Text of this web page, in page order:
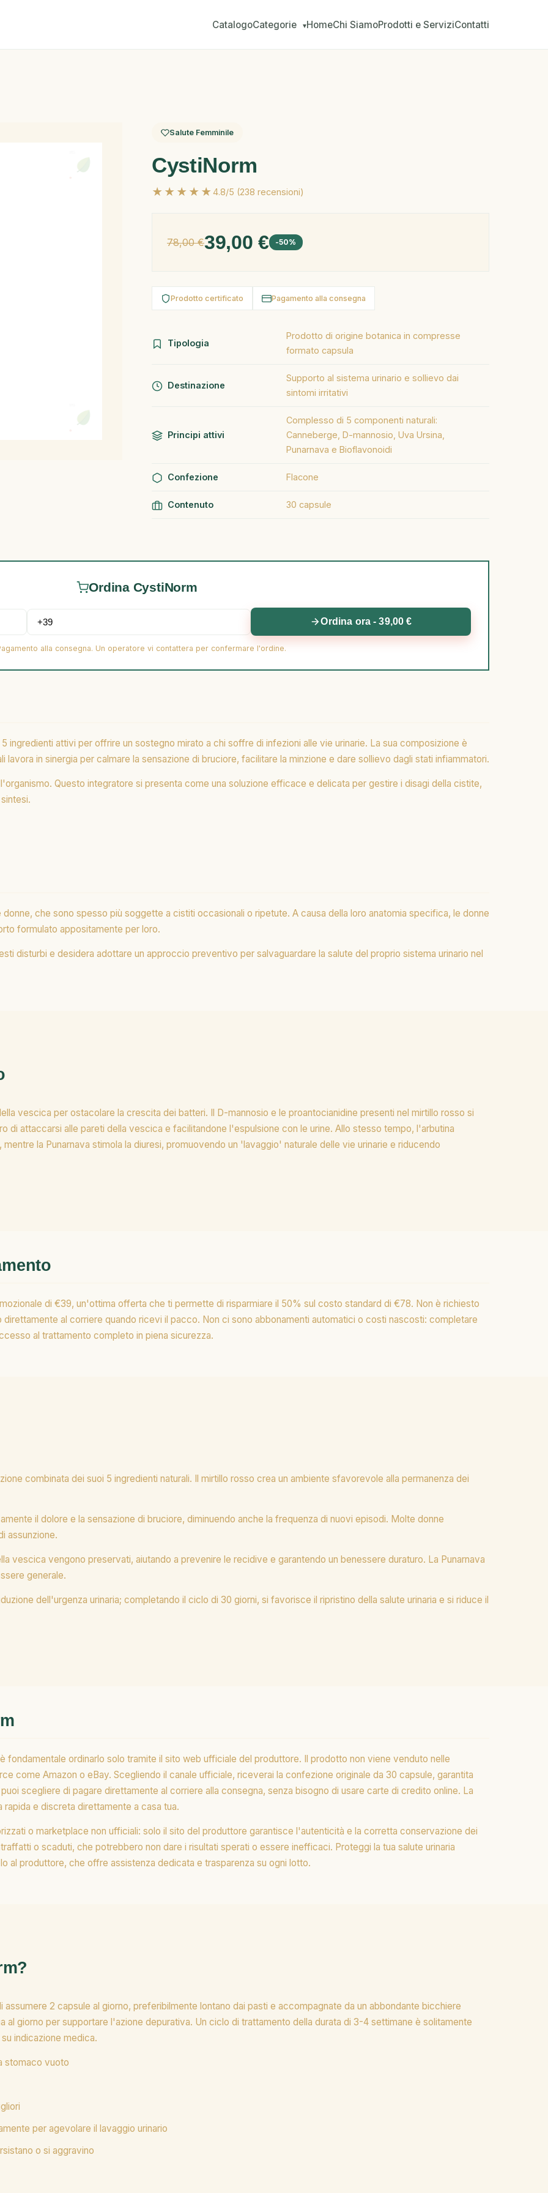
CatalogoCategorie ▾HomeChi SiamoProdotti e ServiziContatti
Salute Femminile
CystiNorm
★★★★★4.8/5 (238 recensioni)
78,00 €39,00 € -50%
Prodotto certificato Pagamento alla consegna
Tipologia
Prodotto di origine botanica in compresse
formato capsula
Destinazione
Supporto al sistema urinario e sollievo dai
sintomi irritativi
Principi attivi
Complesso di 5 componenti naturali:
Canneberge, D-mannosio, Uva Ursina,
Punarnava e Bioflavonoidi
Confezione Flacone
Contenuto 30 capsule
Ordina CystiNorm
Ordina ora - 39,00 €
alla consegna. Un operatore vi contattera per confermare l'ordine.
ingredienti attivi per offrire un sostegno mirato a chi soffre di infezioni alle vie urinarie. La sua composizione è
in sinergia per calmare la sensazione di bruciore, facilitare la minzione e dare sollievo dagli stati infiammatori.
Questo integratore si presenta come una soluzione efficace e delicata per gestire i disagi della cistite,
che sono spesso più soggette a cistiti occasionali o ripetute. A causa della loro anatomia specifica, le donne
formulato appositamente per loro.
disturbi e desidera adottare un approccio preventivo per salvaguardare la salute del proprio sistema urinario nel
vescica per ostacolare la crescita dei batteri. Il D-mannosio e le proantocianidine presenti nel mirtillo rosso si
di attaccarsi alle pareti della vescica e facilitandone l'espulsione con le urine. Allo stesso tempo, l'arbutina
la Punarnava stimola la diuresi, promuovendo un 'lavaggio' naturale delle vie urinarie e riducendo
di €39, un'ottima offerta che ti permette di risparmiare il 50% sul costo standard di €78. Non è richiesto
al corriere quando ricevi il pacco. Non ci sono abbonamenti automatici o costi nascosti: completare
al trattamento completo in piena sicurezza.
combinata dei suoi 5 ingredienti naturali. Il mirtillo rosso crea un ambiente sfavorevole alla permanenza dei
il dolore e la sensazione di bruciore, diminuendo anche la frequenza di nuovi episodi. Molte donne
assunzione.
vescica vengono preservati, aiutando a prevenire le recidive e garantendo un benessere duraturo. La Punarnava
generale.
dell'urgenza urinaria; completando il ciclo di 30 giorni, si favorisce il ripristino della salute urinaria e si riduce il
fondamentale ordinarlo solo tramite il sito web ufficiale del produttore. Il prodotto non viene venduto nelle
come Amazon o eBay. Scegliendo il canale ufficiale, riceverai la confezione originale da 30 capsule, garantita
scegliere di pagare direttamente al corriere alla consegna, senza bisogno di usare carte di credito online. La
e discreta direttamente a casa tua.
o marketplace non ufficiali: solo il sito del produttore garantisce l'autenticità e la corretta conservazione dei
o scaduti, che potrebbero non dare i risultati sperati o essere inefficaci. Proteggi la tua salute urinaria
al produttore, che offre assistenza dedicata e trasparenza su ogni lotto.
2 capsule al giorno, preferibilmente lontano dai pasti e accompagnate da un abbondante bicchiere
al giorno per supportare l'azione depurativa. Un ciclo di trattamento della durata di 3-4 settimane è solitamente
indicazione medica.
stomaco vuoto
per agevolare il lavaggio urinario
o si aggravino